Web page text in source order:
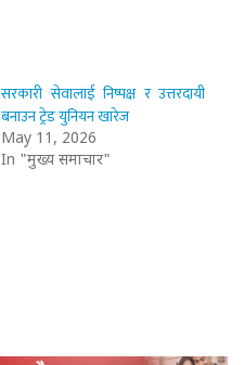
सरकारी सेवालाई निष्पक्ष र उत्तरदायी
बनाउन ट्रेड युनियन खारेज
May 11, 2026
In "मुख्य समाचार"